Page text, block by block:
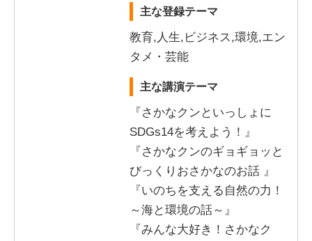
主な登録テーマ
教育,人生,ビジネス,環境,エン
タメ・芸能
主な講演テーマ
『さかなクンといっしょに
SDGs14を考えよう！』
『さかなクンのギョギョッと
びっくりおさかなのお話 』
『いのちを支える自然の力！
～海と環境の話～』
『みんな大好き！さかなク